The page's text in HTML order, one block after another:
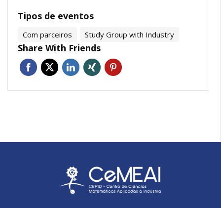
Tipos de eventos
Com parceiros Study Group with Industry
Share With Friends